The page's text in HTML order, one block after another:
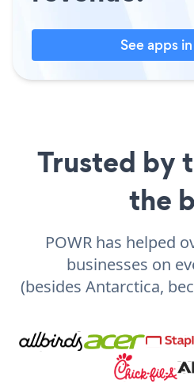
See apps
Trusted by
the
POWR has helped
businesses on
(besides Antarctica,